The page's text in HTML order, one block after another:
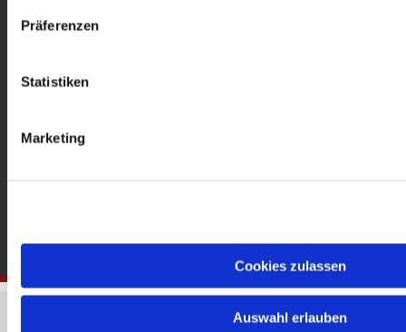
Präferenzen
Statistiken
Marketing
Cookies zulassen
Auswahl erlauben
Offene Kirche: Täglich 08-18 Uhr